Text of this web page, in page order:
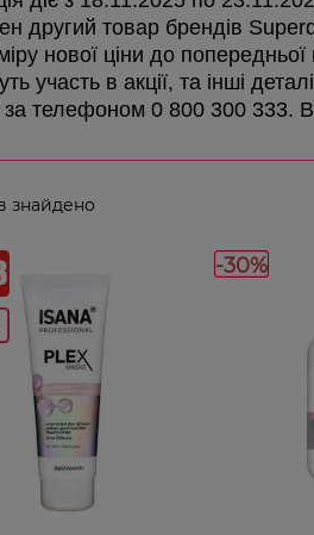
другий товар брендів
нової ціни до попередньої
участь в акції, та інші
телефоном 0 800 300 333.
знайдено
-30%